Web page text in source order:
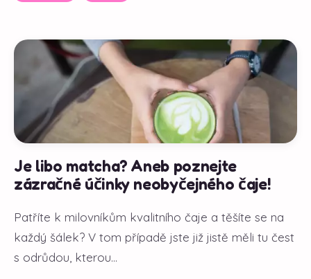
Je libo matcha? Aneb poznejte
zázračné účinky neobyčejného čaje!
Patříte k milovníkům kvalitního čaje a těšíte se na
každý šálek? V tom případě jste již jistě měli tu čest
s odrůdou, kterou...